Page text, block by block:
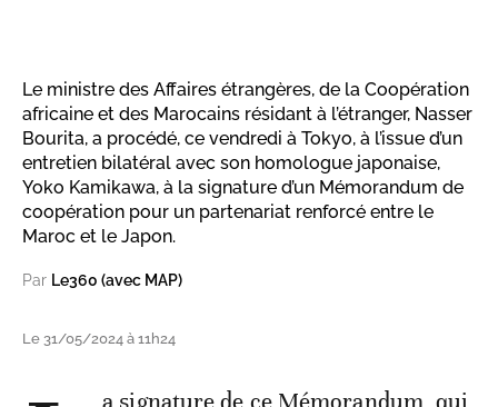
Le ministre des Affaires étrangères, de la Coopération
africaine et des Marocains résidant à l’étranger, Nasser
Bourita, a procédé, ce vendredi à Tokyo, à l’issue d’un
entretien bilatéral avec son homologue japonaise,
Yoko Kamikawa, à la signature d’un Mémorandum de
coopération pour un partenariat renforcé entre le
Maroc et le Japon.
Par Le360 (avec MAP)
Le 31/05/2024 à 11h24